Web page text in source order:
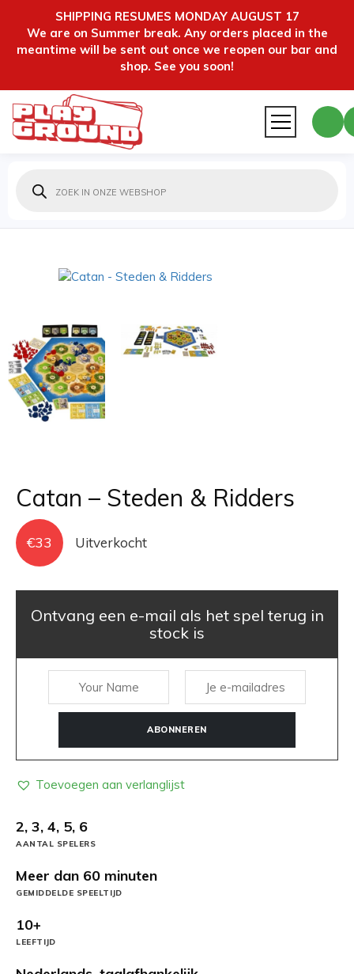
SHIPPING RESUMES MONDAY AUGUST 17
We are on Summer break. Any orders placed in the
meantime will be sent out once we reopen our bar and
shop. See you soon!
zoeken
Catan – Steden & Ridders
€33 Uitverkocht
Ontvang een e-mail als het spel terug in
stock is
ABONNEREN
Toevoegen aan verlanglijst
2, 3, 4, 5, 6
AANTAL SPELERS
Meer dan 60 minuten
GEMIDDELDE SPEELTIJD
10+
LEEFTIJD